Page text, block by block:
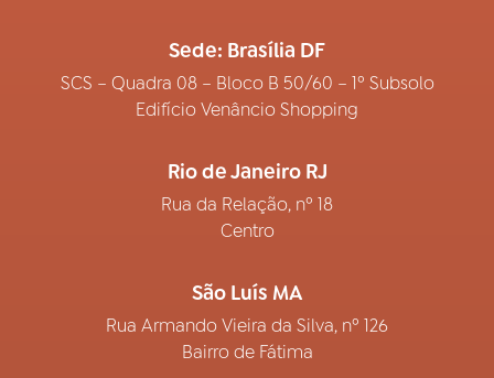
Sede: Brasília DF
SCS – Quadra 08 – Bloco B 50/60 – 1º Subsolo
Edifício Venâncio Shopping
Rio de Janeiro RJ
Rua da Relação, nº 18
Centro
São Luís MA
Rua Armando Vieira da Silva, nº 126
Bairro de Fátima